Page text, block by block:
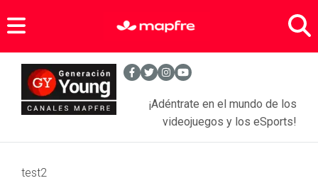
- Entrevistas Gamers
- Equipamiento Gaming
Agenda Sports
Noticias Videojuegos
- Juegos
Tecnología
¡Adéntrate en el mundo de los
videojuegos y los eSports!
test2